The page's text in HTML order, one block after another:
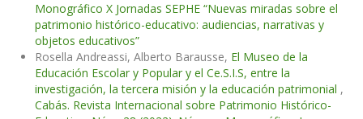
Monográfico X Jornadas SEPHE “Nuevas miradas sobre el
patrimonio histórico-educativo: audiencias, narrativas y
objetos educativos”
Rosella Andreassi, Alberto Barausse, El Museo de la
Educación Escolar y Popular y el Ce.S.I.S, entre la
investigación, la tercera misión y la educación patrimonial ,
Cabás. Revista Internacional sobre Patrimonio Histórico-